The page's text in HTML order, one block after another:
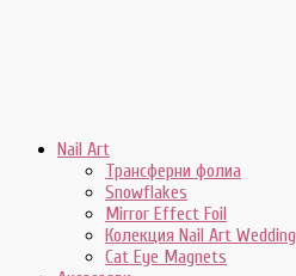
Nail Art
Трансферни фолиа
Snowflakes
Mirror Effect Foil
Колекция Nail Art Wedding
Cat Eye Magnets